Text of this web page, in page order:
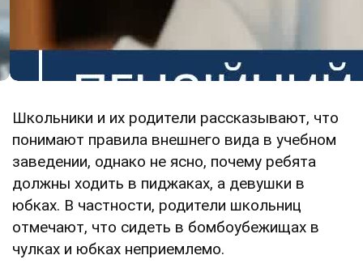
Школьники и их родители рассказывают, что
понимают правила внешнего вида в учебном
заведении, однако не ясно, почему ребята
должны ходить в пиджаках, а девушки в
юбках. В частности, родители школьниц
отмечают, что сидеть в бомбоубежищах в
чулках и юбках неприемлемо.